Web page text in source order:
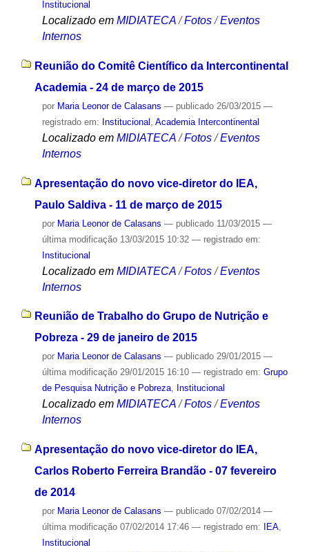
Institucional
Localizado em MIDIATECA /Fotos /Eventos
Internos
Reunião do Comitê Científico da Intercontinental
Academia - 24 de março de 2015
por Maria Leonor de Calasans — publicado26/03/2015 —
registrado em: Institucional , Academia Intercontinental
Localizado em MIDIATECA /Fotos /Eventos
Internos
Apresentação do novo vice-diretor do IEA,
Paulo Saldiva - 11 de março de 2015
por Maria Leonor de Calasans — publicado11/03/2015 —
última modificação13/03/2015 10:32 — registrado em:
Institucional
Localizado em MIDIATECA /Fotos /Eventos
Internos
Reunião de Trabalho do Grupo de Nutrição e
Pobreza - 29 de janeiro de 2015
por Maria Leonor de Calasans — publicado29/01/2015 —
última modificação29/01/2015 16:10 — registrado em: Grupo
de Pesquisa Nutrição e Pobreza, Institucional
Localizado em MIDIATECA /Fotos /Eventos
Internos
Apresentação do novo vice-diretor do IEA,
Carlos Roberto Ferreira Brandão - 07 fevereiro
de 2014
por Maria Leonor de Calasans — publicado07/02/2014 —
última modificação07/02/2014 17:46 — registrado em: IEA,
Institucional